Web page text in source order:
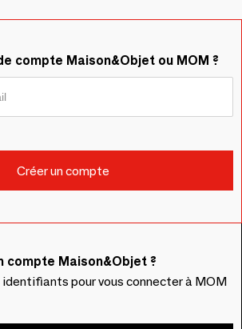
compte Maison&Objet ou MOM ?
compte Maison&Objet ?
pour vous connecter à MOM